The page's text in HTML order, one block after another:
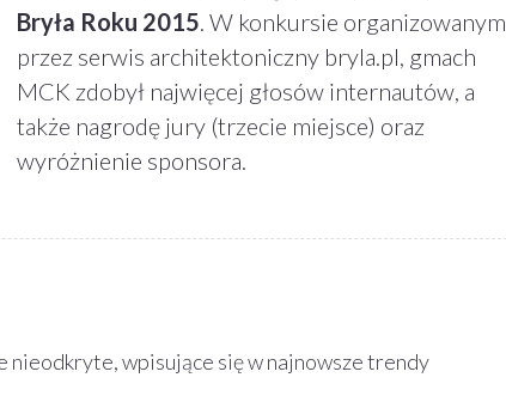
Bryła Roku 2015 . W konkursie organizowanym
przez serwis architektoniczny bryla.pl, gmach
MCK zdobył najwięcej głosów internautów, a
także nagrodę jury (trzecie miejsce) oraz
wyróżnienie sponsora.
nieodkryte, wpisujące się w najnowsze trendy